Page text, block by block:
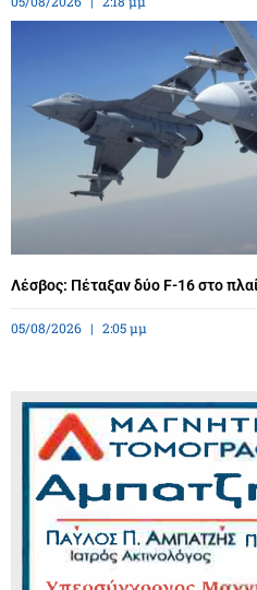
Λέσβος: Πέταξαν δύο F-16 στο
05/08/2026 2:05 μμ